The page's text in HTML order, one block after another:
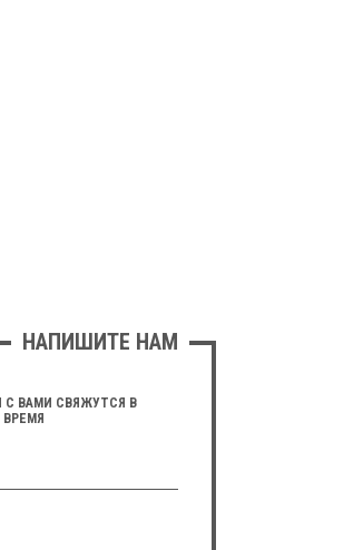
НАПИШИТЕ НАМ
ВАМИ СВЯЖУТСЯ В